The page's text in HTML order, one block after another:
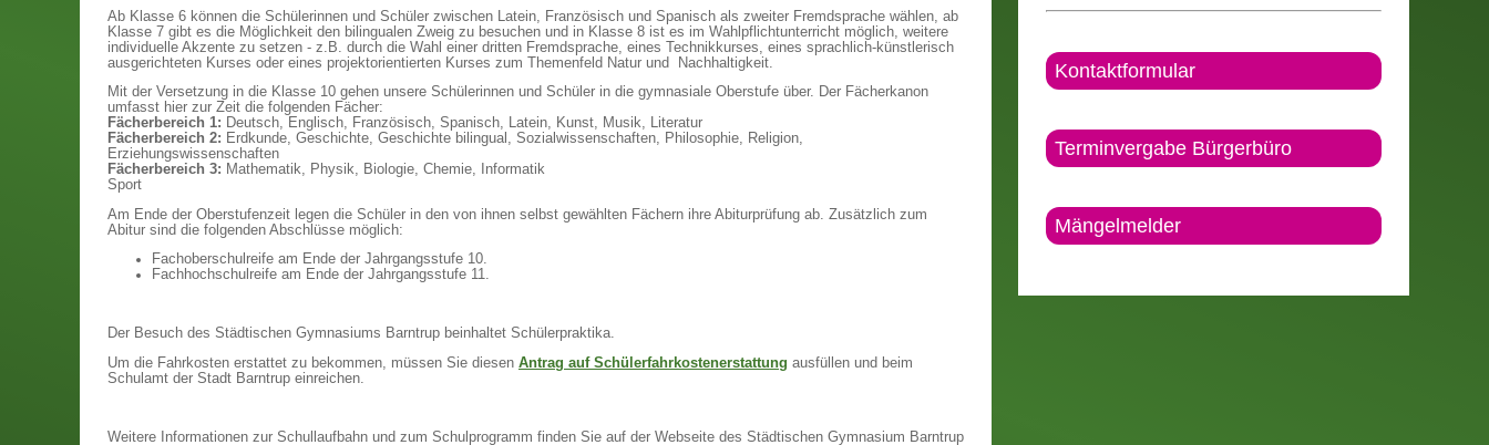
Ab Klasse 6 können die Schülerinnen und Schüler zwischen Latein, Französisch und Spanisch als zweiter Fremdsprache wählen, ab
Klasse 7 gibt es die Möglichkeit den bilingualen Zweig zu besuchen und in Klasse 8 ist es im Wahlpflichtunterricht möglich, weitere
individuelle Akzente zu setzen - z.B. durch die Wahl einer dritten Fremdsprache, eines Technikkurses, eines sprachlich-künstlerisch
ausgerichteten Kurses oder eines projektorientierten Kurses zum Themenfeld Natur und Nachhaltigkeit.
Mit der Versetzung in die Klasse 10 gehen unsere Schülerinnen und Schüler in die gymnasiale Oberstufe über. Der Fächerkanon
umfasst hier zur Zeit die folgenden Fächer:
Fächerbereich 1: Deutsch, Englisch, Französisch, Spanisch, Latein, Kunst, Musik, Literatur
Fächerbereich 2: Erdkunde, Geschichte, Geschichte bilingual, Sozialwissenschaften, Philosophie, Religion,
Erziehungswissenschaften
Fächerbereich 3: Mathematik, Physik, Biologie, Chemie, Informatik
Sport
Am Ende der Oberstufenzeit legen die Schüler in den von ihnen selbst gewählten Fächern ihre Abiturprüfung ab. Zusätzlich zum
Abitur sind die folgenden Abschlüsse möglich:
Fachoberschulreife am Ende der Jahrgangsstufe 10.
Fachhochschulreife am Ende der Jahrgangsstufe 11.
Der Besuch des Städtischen Gymnasiums Barntrup beinhaltet Schülerpraktika.
Um die Fahrkosten erstattet zu bekommen, müssen Sie diesen Antrag auf Schülerfahrkostenerstattung ausfüllen und beim
Schulamt der Stadt Barntrup einreichen.
Weitere Informationen zur Schullaufbahn und zum Schulprogramm finden Sie auf der Webseite des Städtischen Gymnasium Barntrup
Kontaktformular
Terminvergabe Bürgerbüro
Mängelmelder